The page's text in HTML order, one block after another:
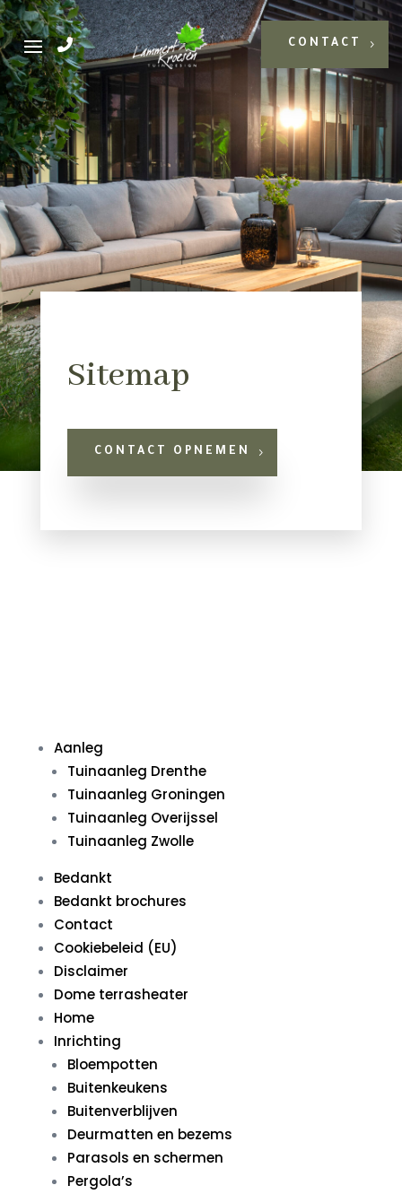
CONTACT
Sitemap
CONTACT OPNEMEN
Aanleg
Tuinaanleg Drenthe
Tuinaanleg Groningen
Tuinaanleg Overijssel
Tuinaanleg Zwolle
Bedankt
Bedankt brochures
Contact
Cookiebeleid (EU)
Disclaimer
Dome terrasheater
Home
Inrichting
Bloempotten
Buitenkeukens
Buitenverblijven
Deurmatten en bezems
Parasols en schermen
Pergola’s